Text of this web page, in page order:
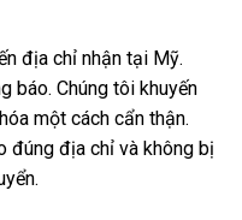
địa chỉ nhận tại Mỹ.
báo. Chúng tôi khuyến
một cách cẩn thận.
đúng địa chỉ và không bị